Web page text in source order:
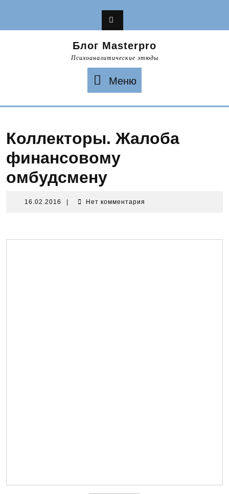
Блог Masterpro
Психоаналитические этюды
Меню
Коллекторы. Жалоба
финансовому
омбудсмену
16.02.2016 16.02.2016Нет комментария